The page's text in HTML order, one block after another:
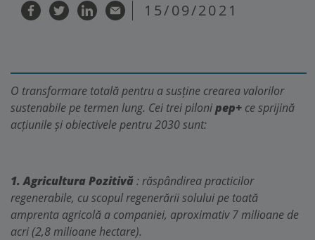
15/09/2021
O transformare totală pentru a susține crearea valorilor
sustenabile pe termen lung. Cei trei pilonipep+ ce sprijină
acțiunile și obiectivele pentru 2030 sunt:
1. Agricultura Pozitivă: răspândirea practicilor
regenerabile, cu scopul regenerării solului pe toată
amprenta agricolă a companiei, aproximativ 7 milioane de
acri (2,8 milioane hectare).